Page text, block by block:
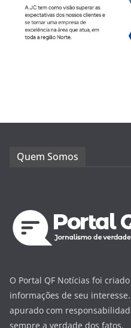
Quem Somos
O Portal QF Notícias foi
informações de seu
apurado com
sempre a verdade dos fatos.